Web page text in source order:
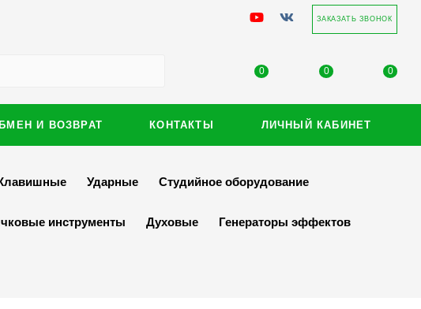
ЗАКАЗАТЬ ЗВОНОК
0 0 0
И ВОЗВРАТ КОНТАКТЫ ЛИЧНЫЙ КАБИНЕТ
Ударные Студийное оборудование
инструменты Духовые Генераторы эффектов